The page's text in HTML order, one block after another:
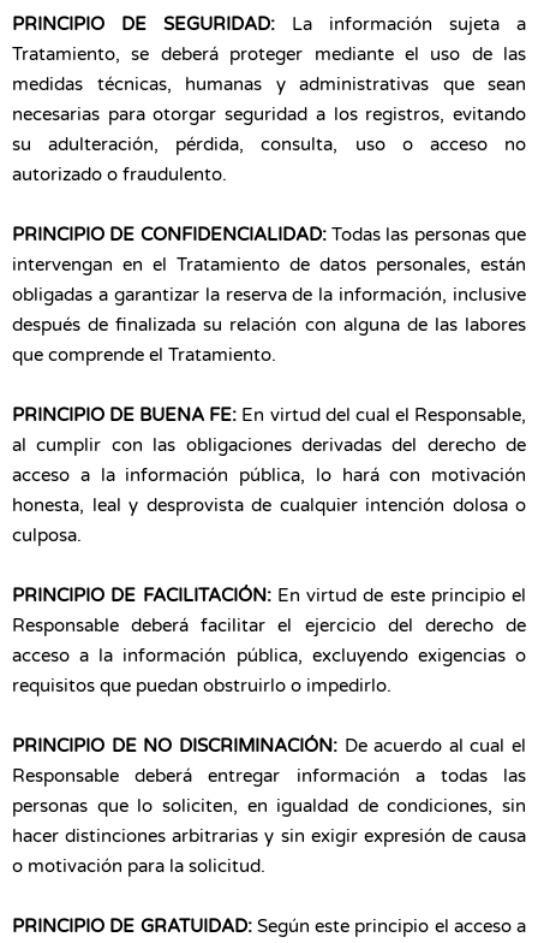
PRINCIPIO DE SEGURIDAD: La información sujeta a
Tratamiento, se deberá proteger mediante el uso de las
medidas técnicas, humanas y administrativas que sean
necesarias para otorgar seguridad a los registros, evitando
su adulteración, pérdida, consulta, uso o acceso no
autorizado o fraudulento.
PRINCIPIO DE CONFIDENCIALIDAD: Todas las personas que
intervengan en el Tratamiento de datos personales, están
obligadas a garantizar la reserva de la información, inclusive
después de finalizada su relación con alguna de las labores
que comprende el Tratamiento.
PRINCIPIO DE BUENA FE: En virtud del cual el Responsable,
al cumplir con las obligaciones derivadas del derecho de
acceso a la información pública, lo hará con motivación
honesta, leal y desprovista de cualquier intención dolosa o
culposa.
PRINCIPIO DE FACILITACIÓN: En virtud de este principio el
Responsable deberá facilitar el ejercicio del derecho de
acceso a la información pública, excluyendo exigencias o
requisitos que puedan obstruirlo o impedirlo.
PRINCIPIO DE NO DISCRIMINACIÓN: De acuerdo al cual el
Responsable deberá entregar información a todas las
personas que lo soliciten, en igualdad de condiciones, sin
hacer distinciones arbitrarias y sin exigir expresión de causa
o motivación para la solicitud.
PRINCIPIO DE GRATUIDAD: Según este principio el acceso a